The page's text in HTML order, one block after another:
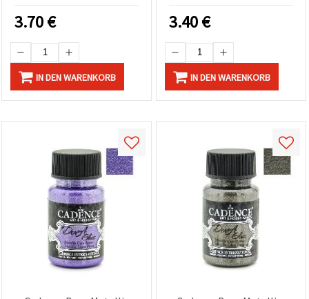
Porzellan
3.70€
IN DEN WARENKORB
DIY-Glasmalerei &
Bastelprojekte
3.40€
IN DEN WARENKORB